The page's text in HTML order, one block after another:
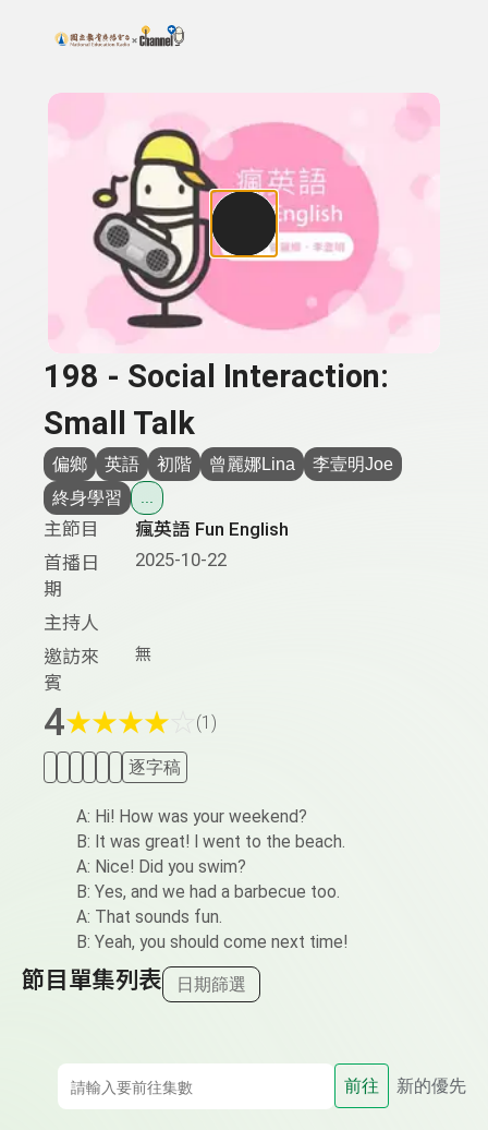
上方功能區塊
搜尋關鍵字：可輸入節目名稱、主持人或關鍵字
198 - Social Interaction:
Small Talk
偏鄉 英語 初階 曾麗娜Lina
李壹明Joe
終身學習
主節目
瘋英語 Fun English
首播日
期
2025-10-22
主持人
邀訪來
賓
無
4★★★★ (1)
逐字稿
A: Hi! How was your weekend?
B: It was great! I went to the beach.
A: Nice! Did you swim?
B: Yes, and we had a barbecue too.
A: That sounds fun.
B: Yeah, you should come next time!
節目單集列表 日期篩選
前往 新的優先